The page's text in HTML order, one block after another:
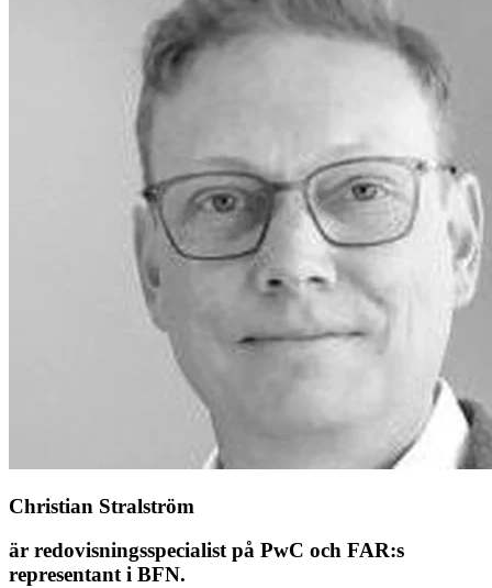
Christian Stralström
är redovisningsspecialist på PwC och FAR:s
representant i BFN.